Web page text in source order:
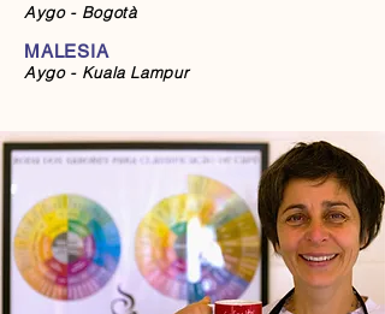
Aygo - Bogotà
MALESIA
Aygo - Kuala Lampur